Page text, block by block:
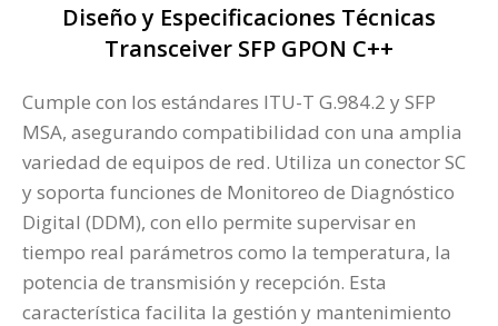
Diseño y Especificaciones Técnicas
Transceiver SFP GPON C++
Cumple con los estándares ITU-T G.984.2 y SFP
MSA, asegurando compatibilidad con una amplia
variedad de equipos de red. Utiliza un conector SC
y soporta funciones de Monitoreo de Diagnóstico
Digital (DDM), con ello permite supervisar en
tiempo real parámetros como la temperatura, la
potencia de transmisión y recepción. Esta
característica facilita la gestión y mantenimiento